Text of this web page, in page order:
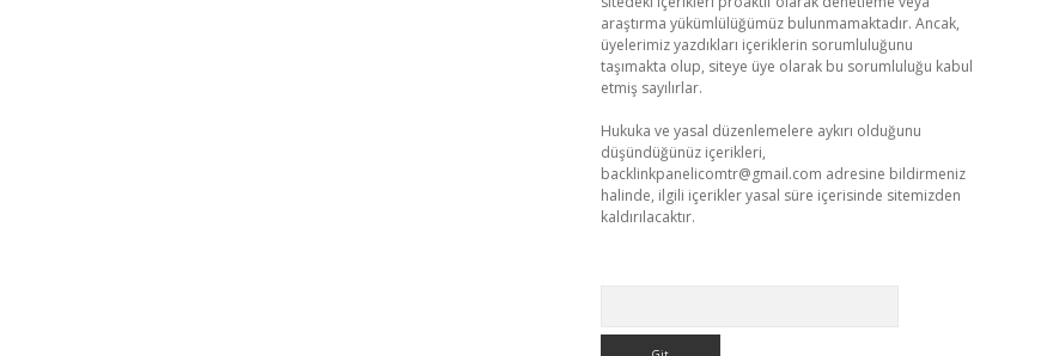
araştırma yükümlülüğümüz bulunmamaktadır. Ancak,
üyelerimiz yazdıkları içeriklerin sorumluluğunu
taşımakta olup, siteye üye olarak bu sorumluluğu kabul
etmiş sayılırlar.
Hukuka ve yasal düzenlemelere aykırı olduğunu
düşündüğünüz içerikleri,
backlinkpanelicomtr@gmail.com adresine bildirmeniz
halinde, ilgili içerikler yasal süre içerisinde sitemizden
kaldırılacaktır.